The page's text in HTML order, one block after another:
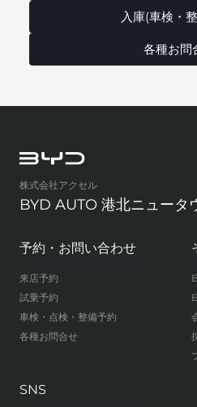
入庫(車検・
各種お問
株式会社アクセル
BYD AUTO 港北ニュータ
予約・お問い合わせ
来店予約
試乗予約
車検・点検・整備予約
各種お問合せ
SNS